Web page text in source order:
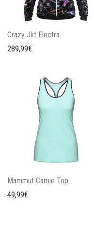
Crazy Jkt Electra
289,99€
Mammut Camie Top
49,99€